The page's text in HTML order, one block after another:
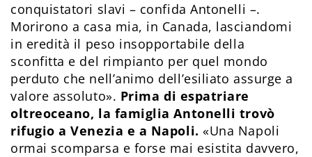
conquistatori slavi – confida Antonelli –.
Morirono a casa mia, in Canada, lasciandomi
in eredità il peso insopportabile della
sconfitta e del rimpianto per quel mondo
perduto che nell’animo dell’esiliato assurge a
valore assoluto». Prima di espatriare
oltreoceano, la famiglia Antonelli trovò
rifugio a Venezia e a Napoli.«Una Napoli
ormai scomparsa e forse mai esistita davvero,